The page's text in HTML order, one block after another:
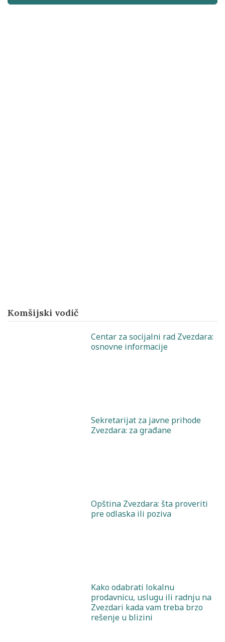
Komšijski vodič
Centar za socijalni rad Zvezdara:
osnovne informacije
Sekretarijat za javne prihode
Zvezdara: za građane
Opština Zvezdara: šta proveriti
pre odlaska ili poziva
Kako odabrati lokalnu
prodavnicu, uslugu ili radnju na
Zvezdari kada vam treba brzo
rešenje u blizini